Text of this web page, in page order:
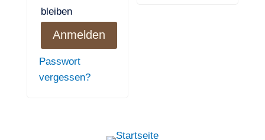
bleiben
Anmelden
Passwort
vergessen?